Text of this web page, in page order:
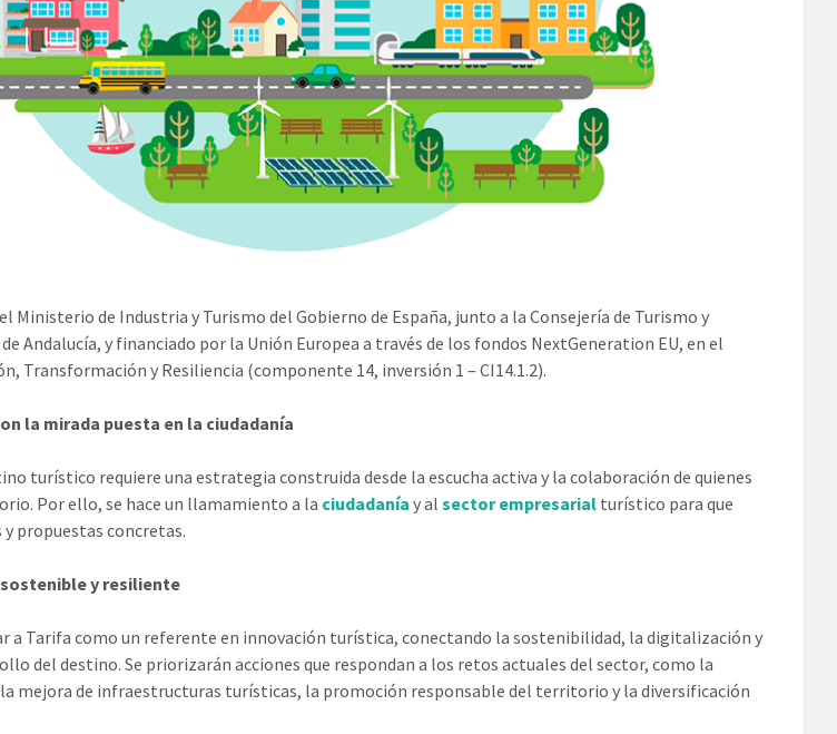
Ministerio de Industria y Turismo del Gobierno de España, junto a la Consejería de Turismo y
Andalucía, y financiado por la Unión Europea a través de los fondos NextGeneration EU, en el
Transformación y Resiliencia (componente 14, inversión 1 – CI14.1.2).
la mirada puesta en la ciudadanía
turístico requiere una estrategia construida desde la escucha activa y la colaboración de quienes
Por ello, se hace un llamamiento a la ciudadanía y alsector empresarial turístico para que
propuestas concretas.
y resiliente
a Tarifa como un referente en innovación turística, conectando la sostenibilidad, la digitalización y
del destino. Se priorizarán acciones que respondan a los retos actuales del sector, como la
mejora de infraestructuras turísticas, la promoción responsable del territorio y la diversificación